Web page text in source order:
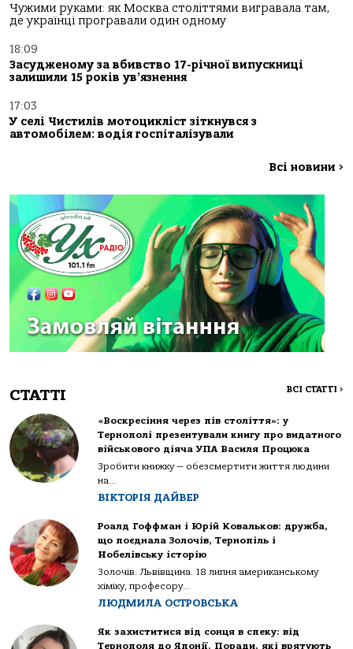
Чужими руками: як Москва століттями вигравала там,
де українці програвали один одному
18:09
Засудженому за вбивство 17-річної випускниці
залишили 15 років ув’язнення
17:03
У селі Чистилів мотоцикліст зіткнувся з
автомобілем: водія госпіталізували
Всі новини >
СТАТТІ ВСІ СТАТТІ >
«Воскресіння через пів століття»: у
Тернополі презентували книгу про видатного
військового діяча УПА Василя Процюка
Зробити книжку — обезсмертити життя людини
на...
ВІКТОРІЯ ДАЙВЕР
Роалд Гоффман і Юрій Ковальков: дружба,
що поєднала Золочів, Тернопіль і
Нобелівську історію
Золочів. Львівщина. 18 липня американському
хіміку, професору...
ЛЮДМИЛА ОСТРОВСЬКА
Як захиститися від сонця в спеку: від
Тернополя до Японії. Поради, які врятують